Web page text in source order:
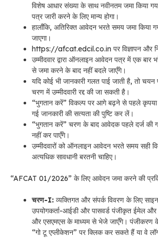
विशेष आधार संख्या के साथ नवीनतम जमा किया
पत्र जारी करने के लिए मान्य होगा।
हालाँकि, अतिरिक्त आवेदन भरते समय जमा किया
जाएगा।
https://afcat.edcil.co.in पर विज्ञापन और
उम्मीदवार द्वारा ऑनलाइन आवेदन पत्र में एक बार
से जमा करने के बाद नहीं बदले जाएँगे।
यदि कोई भी जानकारी गलत पाई जाती है, तो चयन
चरण में उम्मीदवारी रद्द की जा सकती है।
“भुगतान करें” विकल्प पर आगे बढ़ने से पहले कृपया
गई जानकारी की सत्यता की पुष्टि कर लें।
“भुगतान करें” चरण के बाद आवेदक पहले दर्ज की
नहीं कर पाएँगे।
उम्मीदवारों को ऑनलाइन आवेदन भरते समय सही
अत्यधिक सावधानी बरतनी चाहिए।
“AFCAT 01/2026” के लिए आवेदन जमा करने की
चरण-I: व्यक्तिगत और संपर्क विवरण के लिए
उपयोगकर्ता-आईडी और पासवर्ड पंजीकृत ईमेल और
और एसएमएस के माध्यम से भेजे जाएँगे। पंजीकरण के
“गो टू एप्लीकेशन” पर क्लिक कर सकते हैं या वे